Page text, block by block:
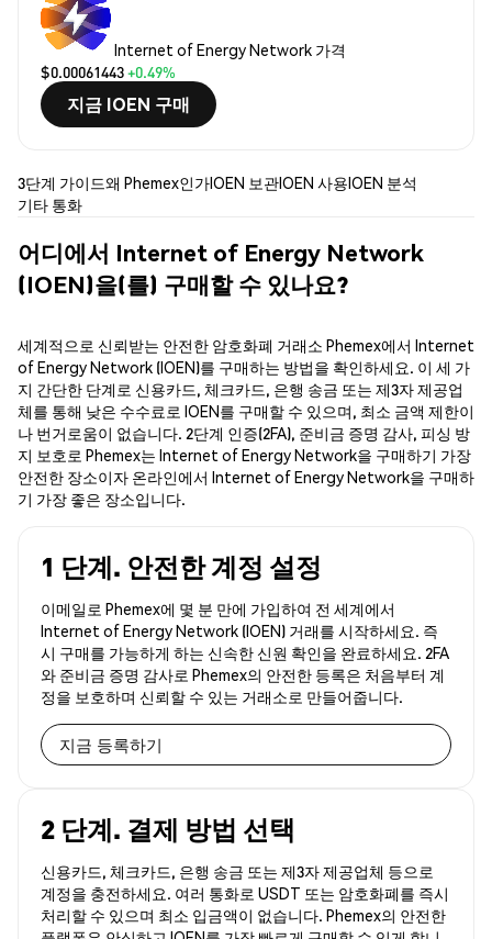
Internet of Energy Network 가격
$0.00061443+0.49%
지금 IOEN 구매
3단계 가이드왜 Phemex인가IOEN 보관IOEN 사용IOEN 분석
기타 통화
어디에서 Internet of Energy Network
(IOEN)을(를) 구매할 수 있나요?
세계적으로 신뢰받는 안전한 암호화폐 거래소 Phemex에서 Internet
of Energy Network (IOEN)를 구매하는 방법을 확인하세요. 이 세 가
지 간단한 단계로 신용카드, 체크카드, 은행 송금 또는 제3자 제공업
체를 통해 낮은 수수료로 IOEN를 구매할 수 있으며, 최소 금액 제한이
나 번거로움이 없습니다. 2단계 인증(2FA), 준비금 증명 감사, 피싱 방
지 보호로 Phemex는 Internet of Energy Network을 구매하기 가장
안전한 장소이자 온라인에서 Internet of Energy Network을 구매하
기 가장 좋은 장소입니다.
1 단계. 안전한 계정 설정
이메일로 Phemex에 몇 분 만에 가입하여 전 세계에서
Internet of Energy Network (IOEN) 거래를 시작하세요. 즉
시 구매를 가능하게 하는 신속한 신원 확인을 완료하세요. 2FA
와 준비금 증명 감사로 Phemex의 안전한 등록은 처음부터 계
정을 보호하며 신뢰할 수 있는 거래소로 만들어줍니다.
지금 등록하기
2 단계. 결제 방법 선택
신용카드, 체크카드, 은행 송금 또는 제3자 제공업체 등으로
계정을 충전하세요. 여러 통화로 USDT 또는 암호화폐를 즉시
처리할 수 있으며 최소 입금액이 없습니다. Phemex의 안전한